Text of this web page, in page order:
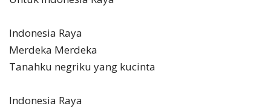
Indonesia Raya
Merdeka Merdeka
Tanahku negriku yang kucinta
Indonesia Raya